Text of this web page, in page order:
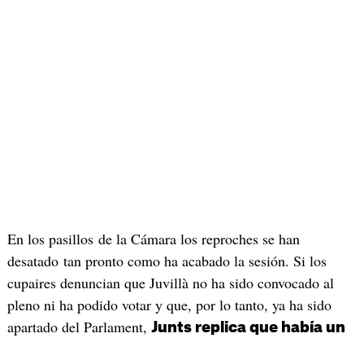
En los pasillos de la Cámara los reproches se han
desatado tan pronto como ha acabado la sesión. Si los
cupaires denuncian que Juvillà no ha sido convocado al
pleno ni ha podido votar y que, por lo tanto, ya ha sido
apartado del Parlament, Junts replica que había un